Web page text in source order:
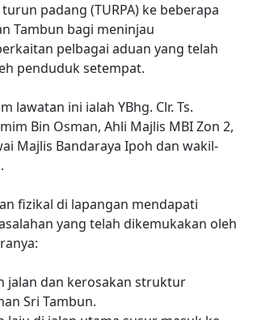
padang (TURPA) ke beberapa
Tambun bagi meninjau
pelbagai aduan yang telah
penduduk setempat.
lawatan ini ialah YBhg. Clr. Ts.
Bin Osman, Ahli Majlis MBI Zon 2,
Majlis Bandaraya Ipoh dan wakil-
fizikal di lapangan mendapati
yang telah dikemukakan oleh
jalan dan kerosakan struktur
Sri Tambun.